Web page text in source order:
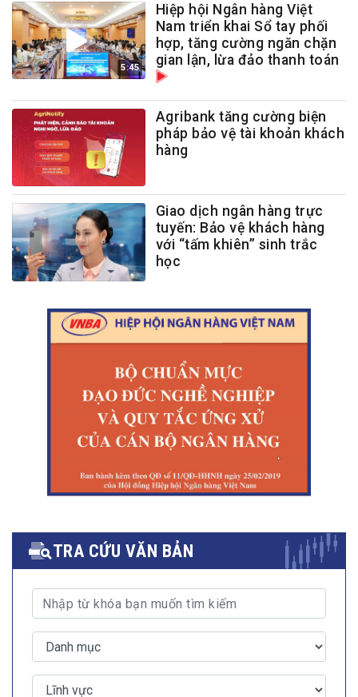
5:45
Hiệp hội Ngân hàng Việt
Nam triển khai Sổ tay phối
hợp, tăng cường ngăn chặn
gian lận, lừa đảo thanh toán
Agribank tăng cường biện
pháp bảo vệ tài khoản khách
hàng
Giao dịch ngân hàng trực
tuyến: Bảo vệ khách hàng
với “tấm khiên” sinh trắc
học
TRA CỨU VĂN BẢN